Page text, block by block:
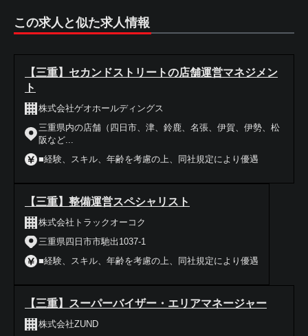
この求人と似た求人情報
【三重】セカンドストリートの店舗運営マネジメン
ト
株式会社ゲオホールディングス
三重県内の店舗（四日市、津、鈴鹿、名張、伊賀、伊勢、松
阪など...
■経験、スキル、年齢を考慮の上、同社規定により優遇
【三重】整備運営スペシャリスト
株式会社トラックオーコク
三重県四日市市馳出1037-1
■経験、スキル、年齢を考慮の上、同社規定により優遇
【三重】スーパーバイザー・エリアマネージャー
株式会社ZUND